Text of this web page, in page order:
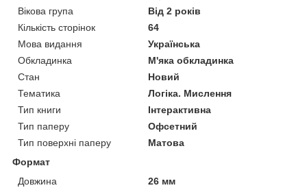
Вікова група
Від 2 років
Кількість сторінок
64
Мова видання
Українська
Обкладинка
М'яка обкладинка
Стан
Новий
Тематика
Логіка. Мислення
Тип книги
Інтерактивна
Тип паперу
Офсетний
Тип поверхні паперу
Матова
Формат
Довжина
26 мм